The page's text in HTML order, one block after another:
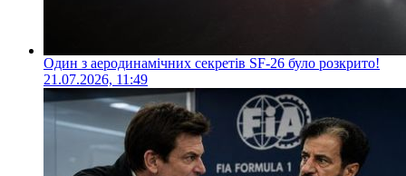
Один з аеродинамічних секретів SF-26 було розкрито!
21.07.2026, 11:49